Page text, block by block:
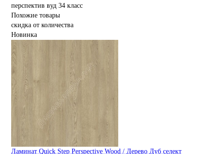
перспектив вуд 34 класс
Похожие товары
скидка от количества
Новинка
Ламинат Quick Step Perspective Wood / Дерево Дуб селект